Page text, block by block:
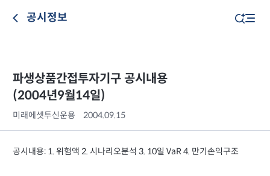
공시정보
파생상품간접투자기구 공시내용
(2004년9월14일)
미래에셋투신운용 2004.09.15
공시내용: 1. 위험액 2. 시나리오분석 3. 10일 VaR 4. 만기손익구조